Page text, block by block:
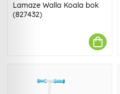
Lamaze Walla Koala bok
(827432)